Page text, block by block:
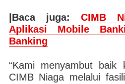
|Baca juga: CIMB
Aplikasi Mobile
Banking
“Kami menyambut baik
CIMB Niaga melalui